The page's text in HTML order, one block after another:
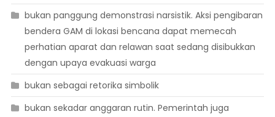
bukan panggung demonstrasi narsistik. Aksi pengibaran
bendera GAM di lokasi bencana dapat memecah
perhatian aparat dan relawan saat sedang disibukkan
dengan upaya evakuasi warga
bukan sebagai retorika simbolik
bukan sekadar anggaran rutin. Pemerintah juga